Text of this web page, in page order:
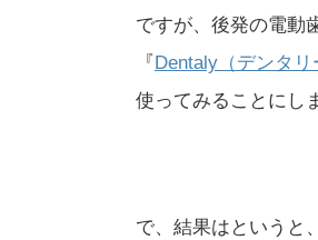
ですが、後発の電動
『Dentaly（デンタリ
使ってみることにし
で、結果はというと、